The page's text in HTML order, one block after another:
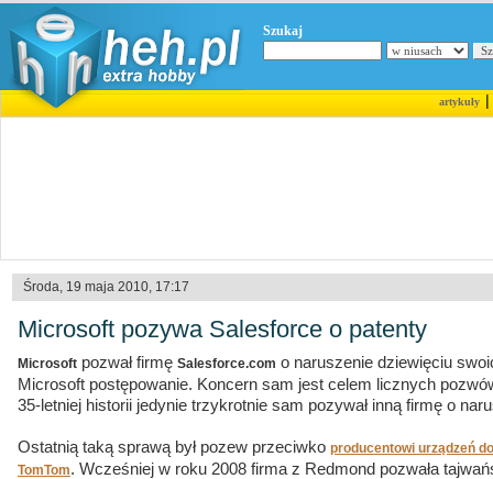
Szukaj
artykuły|
Środa, 19 maja 2010, 17:17
Microsoft pozywa Salesforce o patenty
Microsoft pozwał firmę Salesforce.com o naruszenie dziewięciu
Microsoft postępowanie. Koncern sam jest celem licznych
35-letniej historii jedynie trzykrotnie sam pozywał inną firmę o
Ostatnią taką sprawą był pozew przeciwko producentowi urządzeń
TomTom. Wcześniej w roku 2008 firma z Redmond pozwała